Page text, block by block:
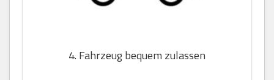
4. Fahrzeug bequem zulassen